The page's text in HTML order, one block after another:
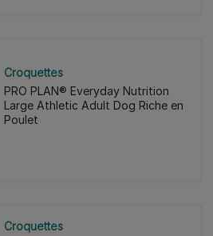
Croquettes
PRO PLAN® Everyday Nutrition
Large Athletic Adult Dog Riche en
Poulet
Croquettes